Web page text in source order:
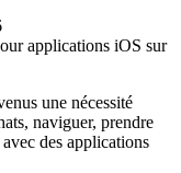
une nécessité
naviguer, prendre
des applications